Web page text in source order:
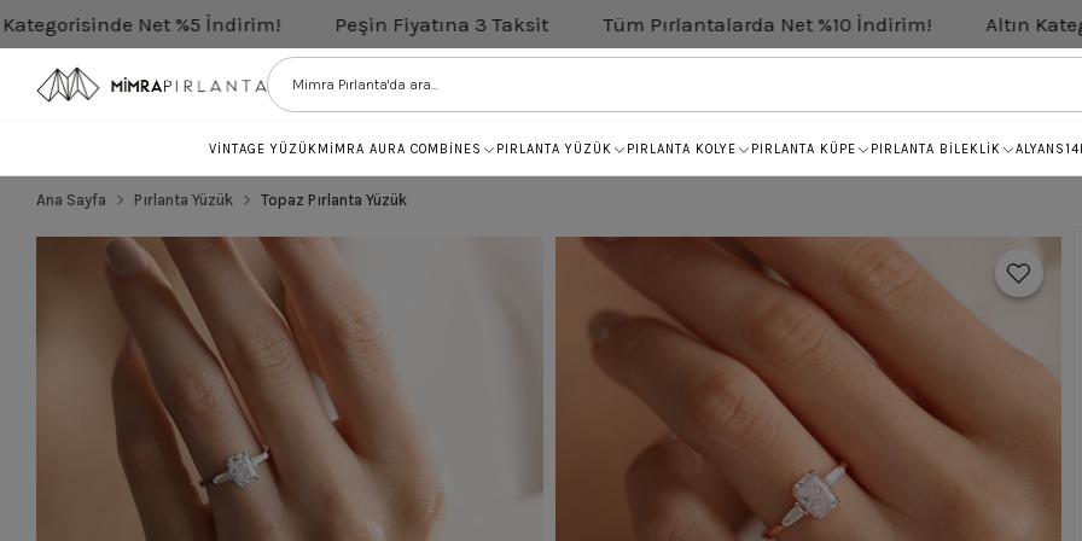
%5 İndirim! Peşin Fiyatına 3 Taksit Tüm Pırlantalarda Net %10 İndirim! Altın Kategorisinde Net
VİNTAGE YÜZÜK MİMRA AURA COMBİNES PIRLANTA YÜZÜK PIRLANTA KOLYE PIRLANTA KÜPE PIRLANTA BİLEKLİK ALYANS
Ana Sayfa Pırlanta Yüzük Topaz Pırlanta Yüzük